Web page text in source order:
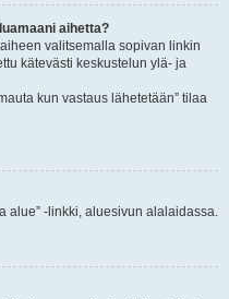
aihetta?
valitsemalla sopivan linkin
kätevästi keskustelun ylä- ja
kun vastaus lähetetään” tilaa
alue” -linkki, aluesivun alalaidassa.